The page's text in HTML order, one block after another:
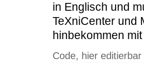
in Englisch und
TeXniCenter und
hinbekommen
Code, hier